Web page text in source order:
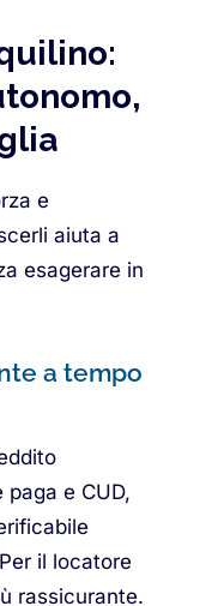
e
aiuta a
esagerare in
a tempo
e CUD,
il locatore
rassicurante.